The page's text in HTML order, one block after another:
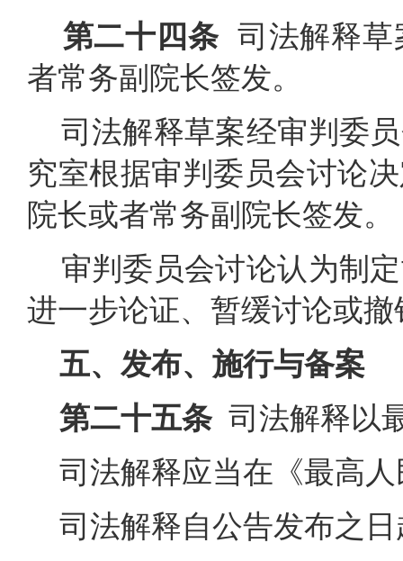
第二十四条司法解释草
者常务副院长签发。
司法解释草案经审判委
究室根据审判委员会讨论
院长或者常务副院长签发。
审判委员会讨论认为制
进一步论证、暂缓讨论或
五、发布、施行与备案
第二十五条 司法解释以
司法解释应当在《最高人
司法解释自公告发布之日